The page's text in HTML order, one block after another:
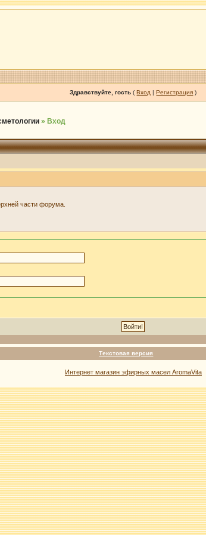
Здравствуйте, гость (Вход |Регистрация )
» Вход
части форума.
Текстовая версия
Интернет магазин эфирных масел AromaVita